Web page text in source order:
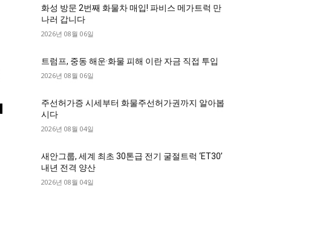
화성 방문 2번째 화물차 매입! 파비스 메가트럭 만
나러 갑니다
2026년 08월 06일
트럼프, 중동 해운·화물 피해 이란 자금 직접 투입
2026년 08월 06일
주선허가증 시세부터 화물주선허가권까지 알아봅
시다
2026년 08월 04일
새안그룹, 세계 최초 30톤급 전기 굴절트럭 ‘ET30’
내년 전격 양산
2026년 08월 04일